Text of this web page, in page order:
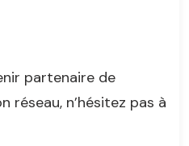
partenaire de
réseau, n’hésitez pas à